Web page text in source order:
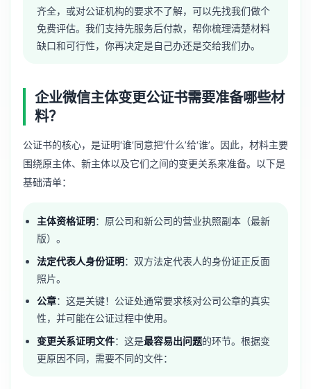
齐全，或对公证机构的要求不了解，可以先找我们做个
免费评估。我们支持先服务后付款，帮你梳理清楚材料
缺口和可行性，你再决定是自己办还是交给我们办。
企业微信主体变更公证书需要准备哪些材
料？
公证书的核心，是证明‘谁’同意把‘什么’给‘谁’。因此，材料主要
围绕原主体、新主体以及它们之间的变更关系来准备。以下是
基础清单：
主体资格证明：原公司和新公司的营业执照副本（最新
版）。
法定代表人身份证明：双方法定代表人的身份证正反面
照片。
公章：这是关键！公证处通常要求核对公司公章的真实
性，并可能在公证过程中使用。
变更关系证明文件：这是最容易出问题的环节。根据变
更原因不同，需要不同的文件：